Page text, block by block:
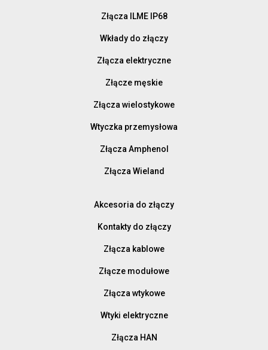
Złącza ILME IP68
Wkłady do złączy
Złącza elektryczne
Złącze męskie
Złącza wielostykowe
Wtyczka przemysłowa
Złącza Amphenol
Złącza Wieland
Akcesoria do złączy
Kontakty do złączy
Złącza kablowe
Złącze modułowe
Złącza wtykowe
Wtyki elektryczne
Złącza HAN